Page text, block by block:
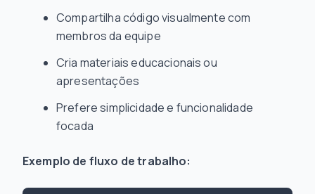
Compartilha código visualmente com
membros da equipe
Cria materiais educacionais ou
apresentações
Prefere simplicidade e funcionalidade
focada
Exemplo de fluxo de trabalho: